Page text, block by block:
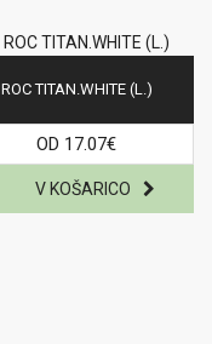
ROC TITAN.WHITE (L.)
OD 17.07€